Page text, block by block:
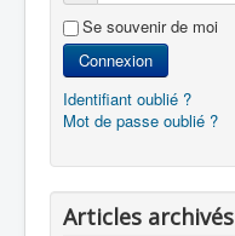
Se souvenir de moi
Connexion
Identifiant oublié ?
Mot de passe oublié ?
Articles archivés